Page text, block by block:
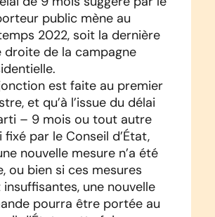
public mène au
2022, soit la dernière
droite de la campagne
est faite au premier
et qu’à l’issue du délai
– 9 mois ou tout autre
fixé par le Conseil d’État,
nouvelle mesure n’a été
ou bien si ces mesures
une nouvelle
pourra être portée au